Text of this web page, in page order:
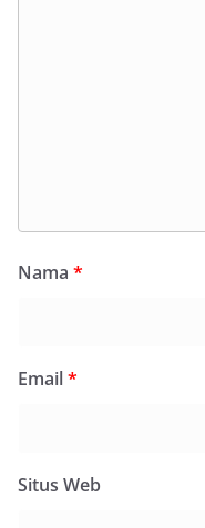
Nama *
Email*
Situs Web